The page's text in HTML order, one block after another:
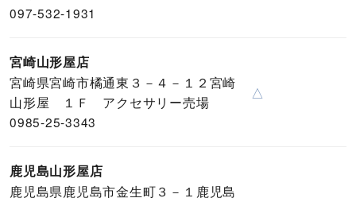
097-532-1931
宮崎山形屋店
宮崎県宮崎市橘通東３－４－１２宮崎
山形屋 １Ｆ アクセサリー売場
0985-25-3343
△
鹿児島山形屋店
鹿児島県鹿児島市金生町３－１鹿児島